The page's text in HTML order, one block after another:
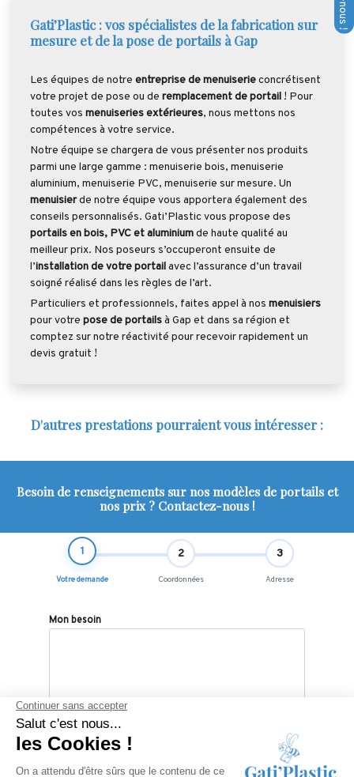
Gati’Plastic : vos spécialistes de la fabrication sur
mesure et de la pose de portails à Gap
Les équipes de notre entreprise de menuiserieconcrétisent
votre projet de pose ou de remplacement de portail ! Pour
toutes vos menuiseries extérieures, nous mettons nos
compétences à votre service.
Notre équipe se chargera de vous présenter nos produits
parmi une large gamme : menuiserie bois, menuiserie
aluminium, menuiserie PVC, menuiserie sur mesure. Un
menuisierde notre équipe vous apportera également des
conseils personnalisés. Gati’Plastic vous propose des
portails en bois, PVC et aluminiumde haute qualité au
meilleur prix. Nos poseurs s’occuperont ensuite de
l’installation de votre portailavec l’assurance d’un travail
soigné réalisé dans les règles de l’art.
Particuliers et professionnels, faites appel à nos menuisiers
pour votre pose de portailsà Gap et dans sa région et
comptez sur notre réactivité pour recevoir rapidement un
devis gratuit !
D'autres prestations pourraient vous intéresser :
Besoin de renseignements sur nos modèles de portails et
nos prix ? Contactez-nous !
1
Votre demande
2
Coordonnées
3
Adresse
Mon besoin
*Les champs suivis d'un astérisque sont obligatoires